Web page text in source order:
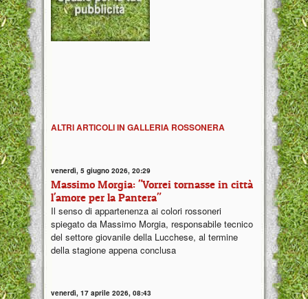
ALTRI ARTICOLI IN GALLERIA ROSSONERA
venerdì, 5 giugno 2026, 20:29
Massimo Morgia: "Vorrei tornasse in città
l'amore per la Pantera"
Il senso di appartenenza ai colori rossoneri
spiegato da Massimo Morgia, responsabile tecnico
del settore giovanile della Lucchese, al termine
della stagione appena conclusa
venerdì, 17 aprile 2026, 08:43